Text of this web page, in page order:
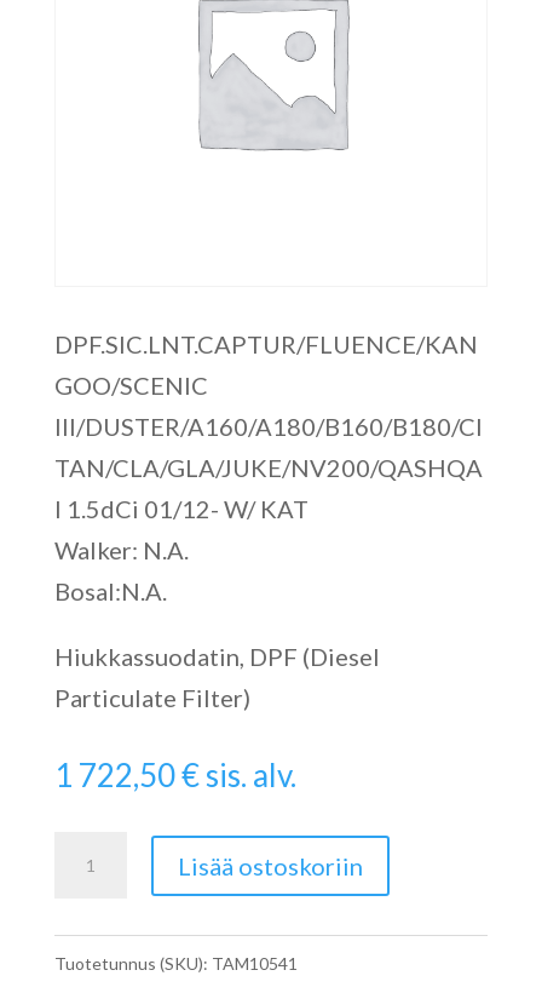
DPF.SIC.LNT.CAPTUR/FLUENCE/KAN
GOO/SCENIC
III/DUSTER/A160/A180/B160/B180/CI
TAN/CLA/GLA/JUKE/NV200/QASHQA
I 1.5dCi 01/12- W/ KAT
Walker: N.A.
Bosal:N.A.
Hiukkassuodatin, DPF (Diesel
Particulate Filter)
1 722,50€sis. alv.
Lisää ostoskoriin
Tuotetunnus (SKU): TAM10541